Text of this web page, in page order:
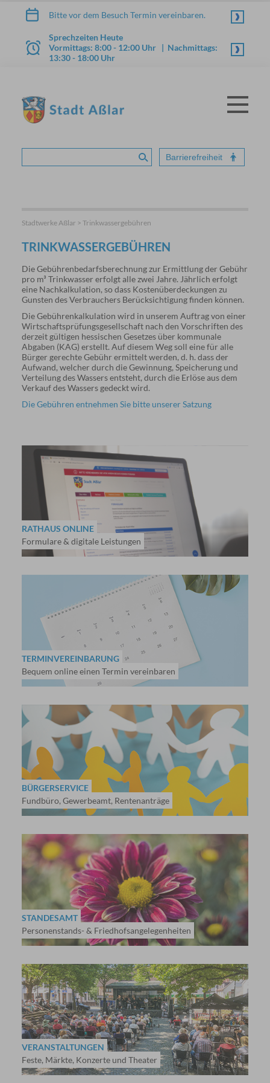
Zum Inhalt springen
Bitte vor dem Besuch Termin vereinbaren.
Sprechzeiten Heute
Vormittags: 8:00 - 12:00 Uhr | Nachmittags:
13:30 - 18:00 Uhr
Menü
Suche absenden
Barrierefreiheit
Stadtwerke Aßlar > Trinkwassergebühren
TRINKWASSERGEBÜHREN
Die Gebührenbedarfsberechnung zur Ermittlung der Gebühr
pro m³ Trinkwasser erfolgt alle zwei Jahre. Jährlich erfolgt
eine Nachkalkulation, so dass Kostenüberdeckungen zu
Gunsten des Verbrauchers Berücksichtigung finden können.
Die Gebührenkalkulation wird in unserem Auftrag von einer
Wirtschaftsprüfungsgesellschaft nach den Vorschriften des
derzeit gültigen hessischen Gesetzes über kommunale
Abgaben (KAG) erstellt. Auf diesem Weg soll eine für alle
Bürger gerechte Gebühr ermittelt werden, d. h. dass der
Aufwand, welcher durch die Gewinnung, Speicherung und
Verteilung des Wassers entsteht, durch die Erlöse aus dem
Verkauf des Wassers gedeckt wird.
Die Gebühren entnehmen Sie bitte unserer Satzung
RATHAUS ONLINE
Formulare & digitale Leistungen
TERMINVEREINBARUNG
Bequem online einen Termin vereinbaren
BÜRGERSERVICE
Fundbüro, Gewerbeamt, Rentenanträge
STANDESAMT
Personenstands- & Friedhofsangelegenheiten
VERANSTALTUNGEN
Feste, Märkte, Konzerte und Theater